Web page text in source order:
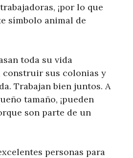
¡por lo que
símbolo animal de
toda su vida
construir sus colonias y
Trabajan bien juntos. A
tamaño, ¡pueden
son parte de un
personas para